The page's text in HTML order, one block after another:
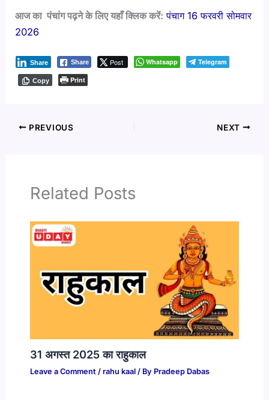
आज का पंचांग पढ़ने के लिए यहाँ क्लिक करें: पंचाग 16 फरवरी सोमवार
2026
Share Post
Share Whatsapp Telegram
Copy Print
PREVIOUS NEXT
Related Posts
31 अगस्त 2025 का राहुकाल
Leave a Comment / rahu kaal/ By Pradeep Dabas